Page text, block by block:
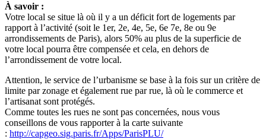
À savoir :
Votre local se situe là où il y a un déficit fort de logements par
rapport à l’activité (soit le 1er, 2e, 4e, 5e, 6e 7e, 8e ou 9e
arrondissements de Paris), alors 50% au plus de la superficie de
votre local pourra être compensée et cela, en dehors de
l’arrondissement de votre local.
Attention, le service de l’urbanisme se base à la fois sur un critère de
limite par zonage et également rue par rue, là où le commerce et
l’artisanat sont protégés.
Comme toutes les rues ne sont pas concernées, nous vous
conseillons de vous rapporter à la carte suivante
: http://capgeo.sig.paris.fr/Apps/ParisPLU/